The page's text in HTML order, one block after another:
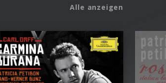
Alle anzeigen